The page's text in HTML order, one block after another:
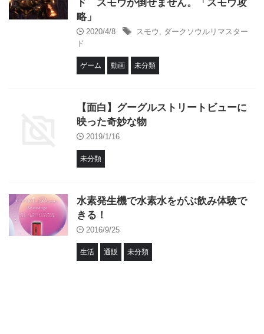
ド スモウが倒せません。「スモウ攻
略」
2020/4/8 スモウ , ダークソウルリマスター
ド
ゲーム 動画 未分類
【面白】グーグルストリートビューに
映った奇妙な物
2019/1/16
未分類
水素発生機で水素水をがぶ飲み体験で
きる！
2016/9/25
生活 通販 未分類